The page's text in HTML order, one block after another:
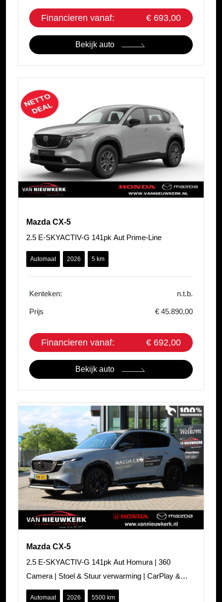
Financieren vanaf: € 693,00
Bekijk auto
Mazda CX-5
2.5 E-SKYACTIV-G 141pk Aut Prime-Line
Automaat 2026 5 km
Kenteken: n.t.b.
Prijs € 45.890,00
Financieren vanaf: € 692,00
Bekijk auto
Mazda CX-5
2.5 E-SKYACTIV-G 141pk Aut Homura | 360
Camera | Stoel & Stuur verwarming | CarPlay &
Android | HUD | Keyless
Automaat 2026 5500 km